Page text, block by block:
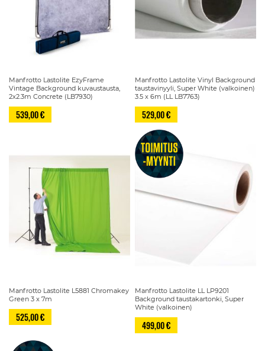
Manfrotto Lastolite EzyFrame
Vintage Background kuvaustausta,
2x2.3m Concrete (LB7930)
539,00 €
Manfrotto Lastolite Vinyl Background
taustavinyyli, Super White (valkoinen)
3.5 x 6m (LL LB7763)
529,00 €
Manfrotto Lastolite L5881 Chromakey
Green 3 x 7m
525,00 €
Manfrotto Lastolite LL LP9201
Background taustakartonki, Super
White (valkoinen)
499,00 €